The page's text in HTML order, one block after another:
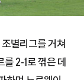
별리그를 거쳐
2-1로 꺾은 데